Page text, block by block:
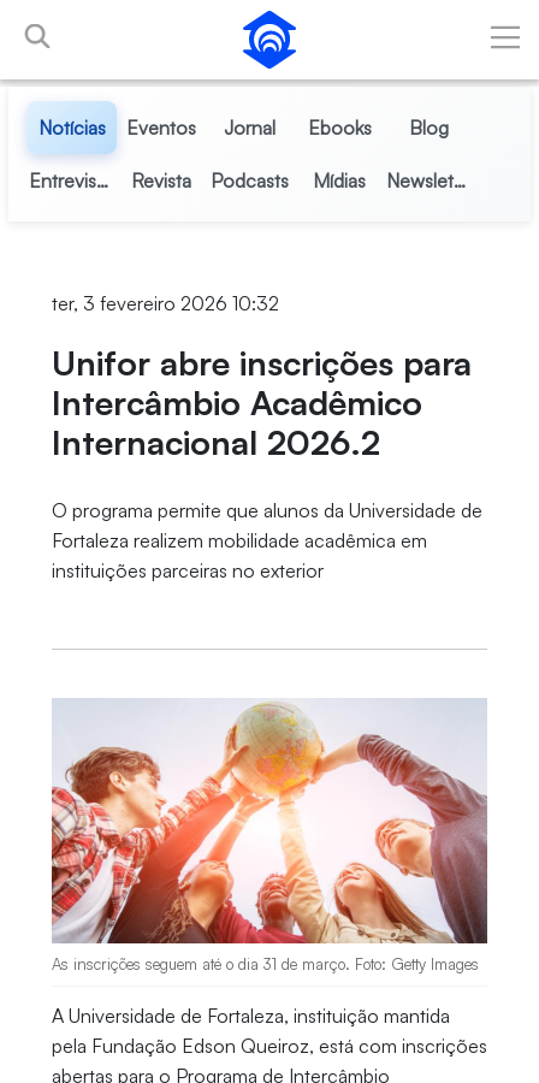
Pular para o Conteúdo principal
Notícias Eventos Jornal Ebooks Blog
Entrevistas Revista Podcasts Mídias Newsletter
ter, 3 fevereiro 2026 10:32
Unifor abre inscrições para
Intercâmbio Acadêmico
Internacional 2026.2
O programa permite que alunos da Universidade de
Fortaleza realizem mobilidade acadêmica em
instituições parceiras no exterior
As inscrições seguem até o dia 31 de março. Foto: Getty Images
A Universidade de Fortaleza, instituição mantida
pela Fundação Edson Queiroz, está com inscrições
abertas para o Programa de Intercâmbio